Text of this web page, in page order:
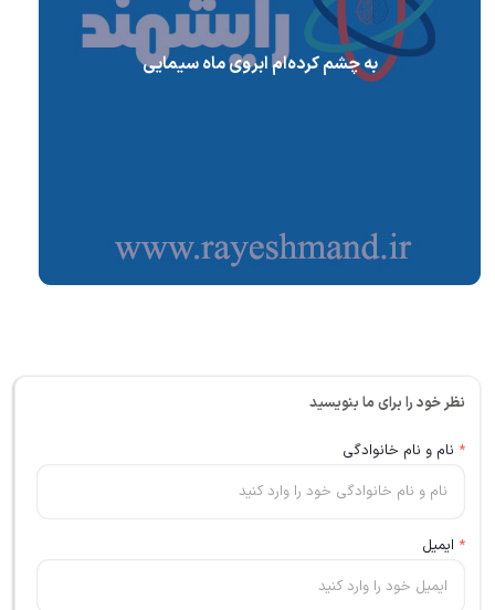
به چشم کرده‌ام ابروی ماه سیمایی
نظر خود را برای ما بنویسید
* نام و نام خانوادگی
* ایمیل